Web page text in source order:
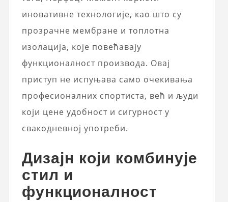
иновативне технологије, као што су
прозрачне мембране и топлотна
изолација, које повећавају
функционалност производа. Овај
приступ не испуњава само очекивања
професионалних спортиста, већ и људи
који цене удобност и сигурност у
свакодневној употреби.
Дизајн који комбинује
стил и
функционалност